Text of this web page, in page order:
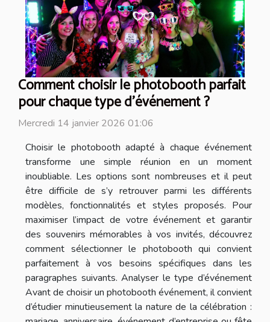
Comment choisir le photobooth parfait
pour chaque type d'événement ?
Mercredi 14 janvier 2026 01:06
Choisir le photobooth adapté à chaque événement
transforme une simple réunion en un moment
inoubliable. Les options sont nombreuses et il peut
être difficile de s’y retrouver parmi les différents
modèles, fonctionnalités et styles proposés. Pour
maximiser l’impact de votre événement et garantir
des souvenirs mémorables à vos invités, découvrez
comment sélectionner le photobooth qui convient
parfaitement à vos besoins spécifiques dans les
paragraphes suivants. Analyser le type d’événement
Avant de choisir un photobooth événement, il convient
d’étudier minutieusement la nature de la célébration :